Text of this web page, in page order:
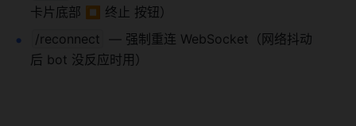
卡片底部 ⏹ 终止 按钮）
/reconnect
— 强制重连 WebSocket（网络抖动
后 bot 没反应时用）